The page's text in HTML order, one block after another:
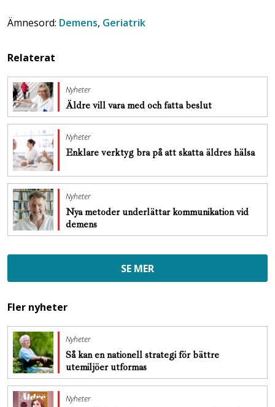
Ämnesord: Demens, Geriatrik
Relaterat
Nyheter
Äldre vill vara med och fatta beslut
Nyheter
Enklare verktyg bra på att skatta äldres hälsa
Nyheter
Nya metoder underlättar kommunikation vid
demens
SE MER
Fler nyheter
Nyheter
Så kan en nationell strategi för bättre
utemiljöer utformas
Nyheter